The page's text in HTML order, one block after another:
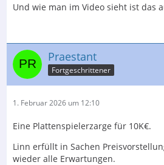
Und wie man im Video sieht ist das
Praestant
Fortgeschrittener
1. Februar 2026 um 12:10
Eine Plattenspielerzarge für 10K€.
Linn erfüllt in Sachen
wieder alle Erwartungen.